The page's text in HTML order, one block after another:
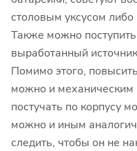
столовым уксусом
Также можно
выработанный
Помимо этого,
можно и
постучать по корпусу
можно и иным
следить, чтобы он не